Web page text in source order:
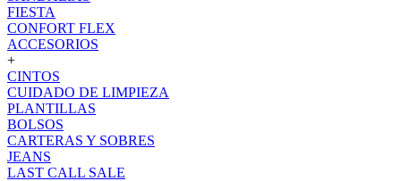
FIESTA
CONFORT FLEX
ACCESORIOS
+
CINTOS
CUIDADO DE LIMPIEZA
PLANTILLAS
BOLSOS
CARTERAS Y SOBRES
JEANS
LAST CALL SALE